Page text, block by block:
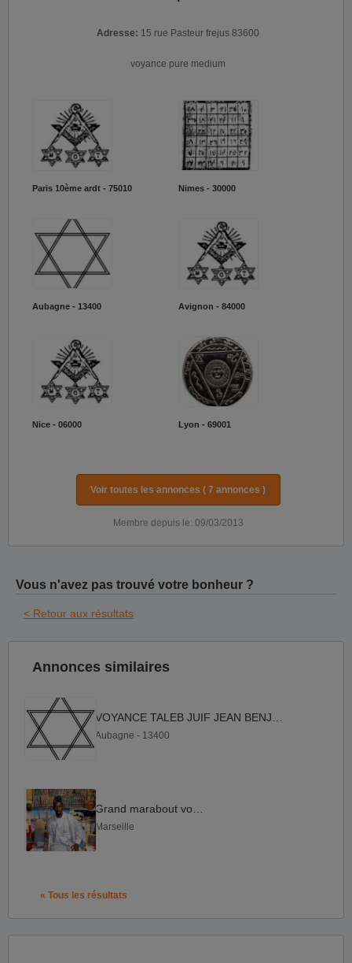
Adresse: 15 rue Pasteur frejus 83600
voyance pure medium
Paris 10ème ardt - 75010 Nimes - 30000
Aubagne - 13400 Avignon - 84000
Nice - 06000 Lyon - 69001
Voir toutes les annonces ( 7 annonces )
Membre depuis le: 09/03/2013
Vous n'avez pas trouvé votre bonheur ?
< Retour aux résultats
Annonces similaires
Aubagne - 13400
Marseille
« Tous les résultats